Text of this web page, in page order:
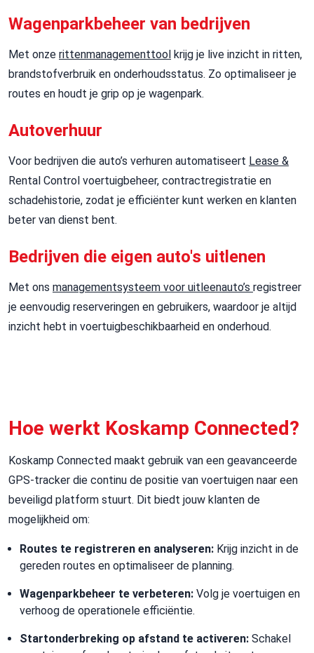
Wagenparkbeheer van bedrijven
Met onze rittenmanagementtool krijg je live inzicht in ritten,
brandstofverbruik en onderhoudsstatus. Zo optimaliseer je
routes en houdt je grip op je wagenpark.
Autoverhuur
Voor bedrijven die auto’s verhuren automatiseert Lease &
Rental Control voertuigbeheer, contractregistratie en
schadehistorie, zodat je efficiënter kunt werken en klanten
beter van dienst bent.
Bedrijven die eigen auto's uitlenen
Met ons managementsysteem voor uitleenauto’s registreer
je eenvoudig reserveringen en gebruikers, waardoor je altijd
inzicht hebt in voertuigbeschikbaarheid en onderhoud.
Hoe werkt Koskamp Connected?
Koskamp Connected maakt gebruik van een geavanceerde
GPS-tracker die continu de positie van voertuigen naar een
beveiligd platform stuurt. Dit biedt jouw klanten de
mogelijkheid om:
Routes te registreren en analyseren: Krijg inzicht in de
gereden routes en optimaliseer de planning.
Wagenparkbeheer te verbeteren: Volg je voertuigen en
verhoog de operationele efficiëntie.
Startonderbreking op afstand te activeren: Schakel